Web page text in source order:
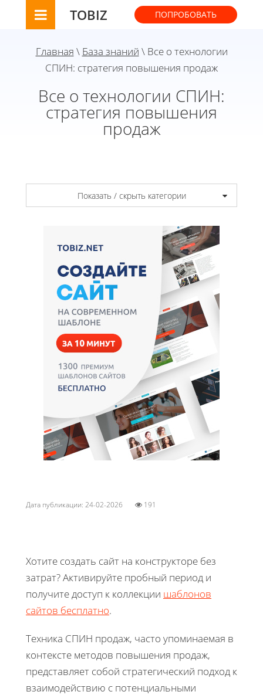
TOBIZ ПОПРОБОВАТЬ
Главная \ База знаний \ Все о технологии
СПИН: стратегия повышения продаж
Все о технологии СПИН:
стратегия повышения
продаж
Показать / скрыть категории
Дата публикации: 24-02-2026 191
Хотите создать сайт на конструкторе без
затрат? Активируйте пробный период и
получите доступ к коллекции шаблонов
сайтов бесплатно.
Техника СПИН продаж, часто упоминаемая в
контексте методов повышения продаж,
представляет собой стратегический подход к
взаимодействию с потенциальными